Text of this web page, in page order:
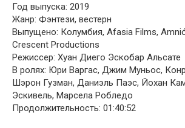
Год выпуска: 2019
Жанр: Фэнтези, вестерн
Выпущено: Колумбия, Afasia Films,
Crescent Productions
Режиссер: Хуан Диего Эскобар Альсате
В ролях: Юри Варгас, Джим Муньос,
Шэрон Гузман, Даниэль Паэс, Йохан
Эскивель, Марсела Робледо
Продолжительность: 01:40:52